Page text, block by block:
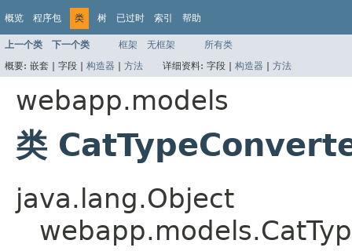
概览 程序包 类 树 已过时 索引 帮助
上一个类 下一个类 框架 无框架
所有类
概要: 嵌套 | 字段 | 构造器 | 方法 详细资料: 字段 | 构造器 | 方法
webapp.models
类
java.lang.Object